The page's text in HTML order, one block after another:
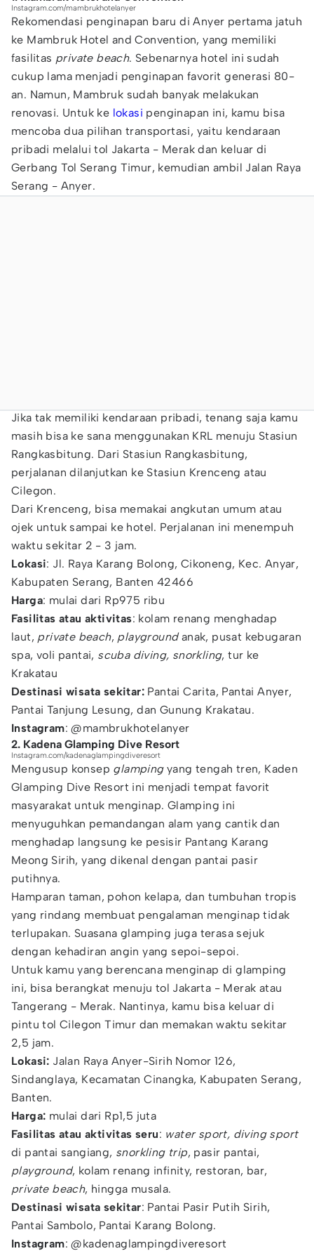
Instagram.com/mambrukhotelanyer
Rekomendasi penginapan baru di Anyer pertama jatuh
ke Mambruk Hotel and Convention, yang memiliki
fasilitas private beach. Sebenarnya hotel ini sudah
cukup lama menjadi penginapan favorit generasi 80-
an. Namun, Mambruk sudah banyak melakukan
renovasi. Untuk ke lokasi penginapan ini, kamu bisa
mencoba dua pilihan transportasi, yaitu kendaraan
pribadi melalui tol Jakarta - Merak dan keluar di
Gerbang Tol Serang Timur, kemudian ambil Jalan Raya
Serang - Anyer.
Jika tak memiliki kendaraan pribadi, tenang saja kamu
masih bisa ke sana menggunakan KRL menuju Stasiun
Rangkasbitung. Dari Stasiun Rangkasbitung,
perjalanan dilanjutkan ke Stasiun Krenceng atau
Cilegon.
Dari Krenceng, bisa memakai angkutan umum atau
ojek untuk sampai ke hotel. Perjalanan ini menempuh
waktu sekitar 2 - 3 jam.
Lokasi: Jl. Raya Karang Bolong, Cikoneng, Kec. Anyar,
Kabupaten Serang, Banten 42466
Harga: mulai dari Rp975 ribu
Fasilitas atau aktivitas: kolam renang menghadap
laut, private beach, playgroundanak, pusat kebugaran
spa, voli pantai, scuba diving, snorkling, tur ke
Krakatau
Destinasi wisata sekitar: Pantai Carita, Pantai Anyer,
Pantai Tanjung Lesung, dan Gunung Krakatau.
Instagram: @mambrukhotelanyer
2. Kadena Glamping Dive Resort
Instagram.com/kadenaglampingdiveresort
Mengusup konsep glampingyang tengah tren, Kaden
Glamping Dive Resort ini menjadi tempat favorit
masyarakat untuk menginap. Glamping ini
menyuguhkan pemandangan alam yang cantik dan
menghadap langsung ke pesisir Pantang Karang
Meong Sirih, yang dikenal dengan pantai pasir
putihnya.
Hamparan taman, pohon kelapa, dan tumbuhan tropis
yang rindang membuat pengalaman menginap tidak
terlupakan. Suasana glamping juga terasa sejuk
dengan kehadiran angin yang sepoi-sepoi.
Untuk kamu yang berencana menginap di glamping
ini, bisa berangkat menuju tol Jakarta - Merak atau
Tangerang - Merak. Nantinya, kamu bisa keluar di
pintu tol Cilegon Timur dan memakan waktu sekitar
2,5 jam.
Lokasi: Jalan Raya Anyer-Sirih Nomor 126,
Sindanglaya, Kecamatan Cinangka, Kabupaten Serang,
Banten.
Harga: mulai dari Rp1,5 juta
Fasilitas atau aktivitas seru: water sport, diving sport
di pantai sangiang, snorkling trip, pasir pantai,
playground, kolam renang infinity, restoran, bar,
private beach, hingga musala.
Destinasi wisata sekitar: Pantai Pasir Putih Sirih,
Pantai Sambolo, Pantai Karang Bolong.
Instagram: @kadenaglampingdiveresort